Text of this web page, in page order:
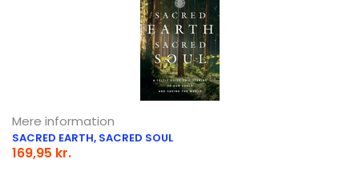
Mere information
SACRED EARTH, SACRED SOUL
169,95 kr.